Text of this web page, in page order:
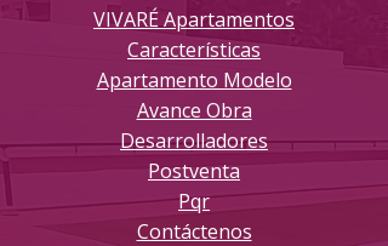
VIVARÉ Apartamentos
Características
Apartamento Modelo
Avance Obra
Desarrolladores
Postventa
Pqr
Contáctenos